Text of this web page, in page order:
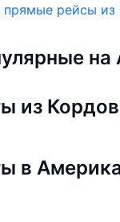
прямые рейсы из
на
из
в